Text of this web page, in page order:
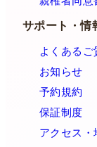
サポート・情
よくあるご
お知らせ
予約規約
保証制度
アクセス・